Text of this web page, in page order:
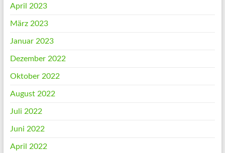
April 2023
März 2023
Januar 2023
Dezember 2022
Oktober 2022
August 2022
Juli 2022
Juni 2022
April 2022